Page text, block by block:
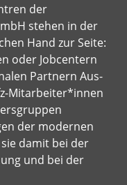
der
stehen in der
Hand zur Seite:
oder Jobcentern
Partnern Aus-
Mitarbeiter*innen
der modernen
damit bei der
und bei der